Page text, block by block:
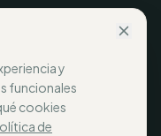
y
funcionales
cookies
de